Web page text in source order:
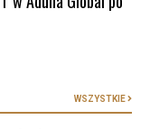
WSZYSTKIE